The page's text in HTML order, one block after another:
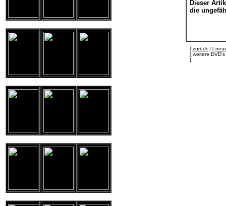
Dieser
die
[ zurück] [
[ weitere
]